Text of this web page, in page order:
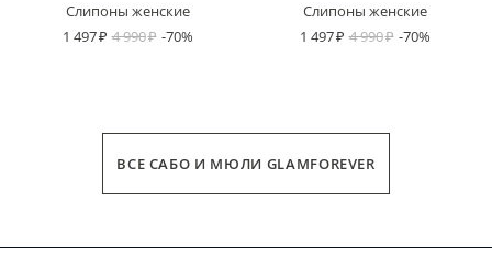
Слипоны женские
1 497
4 990 -70%
Слипоны женские
1 497
4 990 -70%
ВСЕ САБО И МЮЛИ GLAMFOREVER